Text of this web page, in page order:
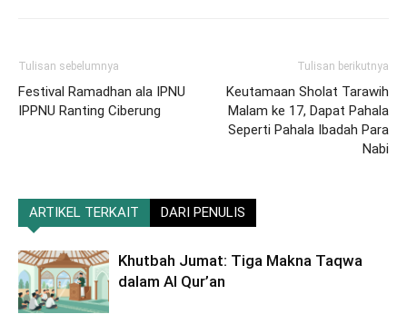
Tulisan sebelumnya
Festival Ramadhan ala IPNU
IPPNU Ranting Ciberung
Tulisan berikutnya
Keutamaan Sholat Tarawih
Malam ke 17, Dapat Pahala
Seperti Pahala Ibadah Para
Nabi
ARTIKEL TERKAIT DARI PENULIS
Khutbah Jumat: Tiga Makna Taqwa
dalam Al Qur’an